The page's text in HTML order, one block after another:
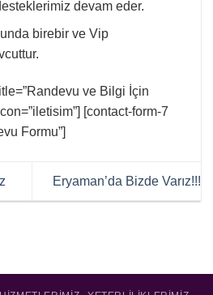
devam eder.
birebir ve Vip
ve Bilgi İçin
[contact-form-7
Formu”]
Eryaman’da Bizde Varız!!!